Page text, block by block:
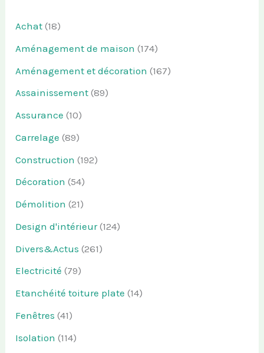
Achat (18)
Aménagement de maison (174)
Aménagement et décoration (167)
Assainissement (89)
Assurance (10)
Carrelage (89)
Construction (192)
Décoration (54)
Démolition (21)
Design d'intérieur(124)
Divers&Actus (261)
Electricité (79)
Etanchéité toiture plate (14)
Fenêtres (41)
Isolation (114)